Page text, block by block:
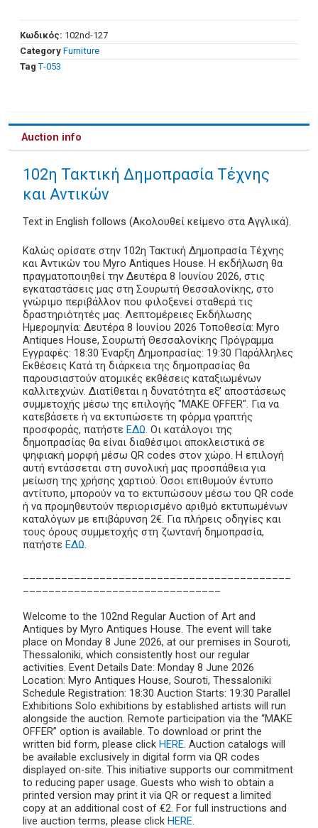
Κωδικός: 102nd-127
Category Furniture
Tag Τ-053
Auction info
102η Τακτική Δημοπρασία Τέχνης
και Αντικών
Text in English follows (Ακολουθεί κείμενο στα Αγγλικά).
Καλώς ορίσατε στην 102η Τακτική Δημοπρασία Τέχνης
και Αντικών του Myro Antiques House. Η εκδήλωση θα
πραγματοποιηθεί την Δευτέρα 8 Ιουνίου 2026, στις
εγκαταστάσεις μας στη Σουρωτή Θεσσαλονίκης, στο
γνώριμο περιβάλλον που φιλοξενεί σταθερά τις
δραστηριότητές μας. Λεπτομέρειες Εκδήλωσης
Ημερομηνία: Δευτέρα 8 Ιουνίου 2026 Τοποθεσία: Myro
Antiques House, Σουρωτή Θεσσαλονίκης Πρόγραμμα
Εγγραφές: 18:30 Έναρξη Δημοπρασίας: 19:30 Παράλληλες
Εκθέσεις Κατά τη διάρκεια της δημοπρασίας θα
παρουσιαστούν ατομικές εκθέσεις καταξιωμένων
καλλιτεχνών. Διατίθεται η δυνατότητα εξ’ αποστάσεως
συμμετοχής μέσω της επιλογής "MAKE OFFER". Για να
κατεβάσετε ή να εκτυπώσετε τη φόρμα γραπτής
προσφοράς, πατήστε ΕΔΩ. Οι κατάλογοι της
δημοπρασίας θα είναι διαθέσιμοι αποκλειστικά σε
ψηφιακή μορφή μέσω QR codes στον χώρο. Η επιλογή
αυτή εντάσσεται στη συνολική μας προσπάθεια για
μείωση της χρήσης χαρτιού. Όσοι επιθυμούν έντυπο
αντίτυπο, μπορούν να το εκτυπώσουν μέσω του QR code
ή να προμηθευτούν περιορισμένο αριθμό εκτυπωμένων
καταλόγων με επιβάρυνση 2€. Για πλήρεις οδηγίες και
τους όρους συμμετοχής στη ζωντανή δημοπρασία,
πατήστε ΕΔΩ.
Welcome to the 102nd Regular Auction of Art and
Antiques by Myro Antiques House. The event will take
place on Monday 8 June 2026, at our premises in Souroti,
Thessaloniki, which consistently host our regular
activities. Event Details Date: Monday 8 June 2026
Location: Myro Antiques House, Souroti, Thessaloniki
Schedule Registration: 18:30 Auction Starts: 19:30 Parallel
Exhibitions Solo exhibitions by established artists will run
alongside the auction. Remote participation via the “MAKE
OFFER” option is available. To download or print the
written bid form, please click HERE. Auction catalogs will
be available exclusively in digital form via QR codes
displayed on-site. This initiative supports our commitment
to reducing paper usage. Guests who wish to obtain a
printed version may print it via QR or request a limited
copy at an additional cost of €2. For full instructions and
live auction terms, please click HERE.